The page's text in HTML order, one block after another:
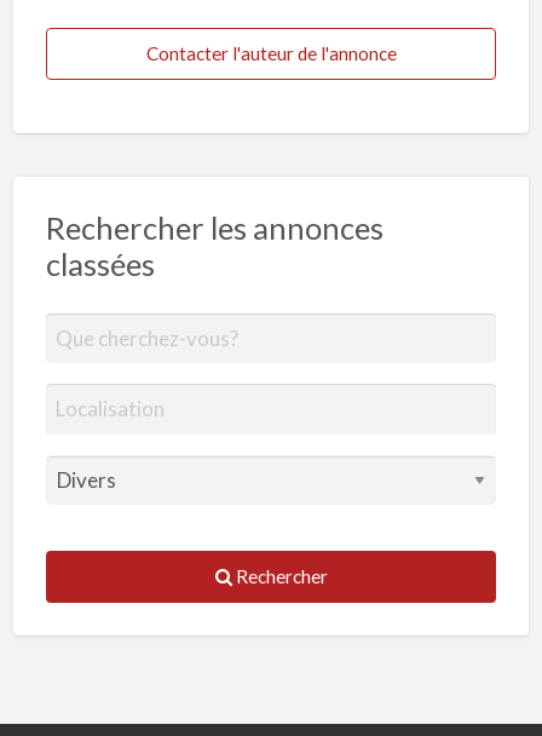
Contacter l'auteur de l'annonce
Rechercher les annonces
classées
Rechercher